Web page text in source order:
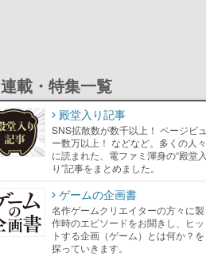
連載・特集一覧
殿堂入り記事
SNS拡散数が数千以上！ ページビュ
ー数万以上！ などなど。多くの人々
に読まれた、電ファミ渾身の“殿堂入
り”記事をまとめました。
ゲームの企画書
名作ゲームクリエイターの方々に製
作時のエピソードをお聞きし、ヒッ
トする企画（ゲーム）とは何か？を
探っていきます。